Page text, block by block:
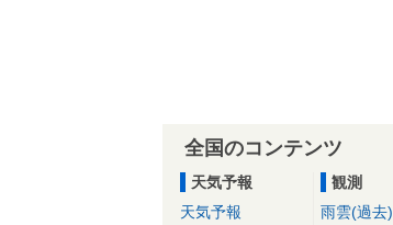
全国のコンテンツ
天気予報
天気予報
観測
雨雲(過去)